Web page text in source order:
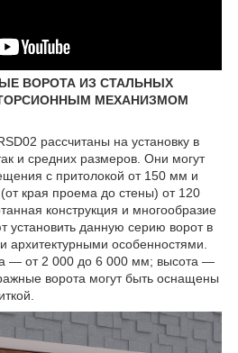
ВОРОТА ИЗ СТАЛЬНЫХ
МЕХАНИЗМОМ
рассчитаны на установку в
и средних размеров. Они могут
с притолокой от 150 мм и
края проема до стены) от 120
конструкция и многообразие
установить данную серию ворот в
особенностями.
— от 2 000 до 6 000 мм; высота —
ворота могут быть оснащены